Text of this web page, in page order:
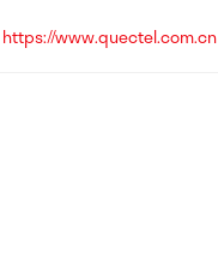
www.quectel.com.cn